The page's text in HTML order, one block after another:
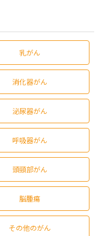
乳がん
消化器がん
泌尿器がん
呼吸器がん
頭頸部がん
脳腫瘍
その他のがん